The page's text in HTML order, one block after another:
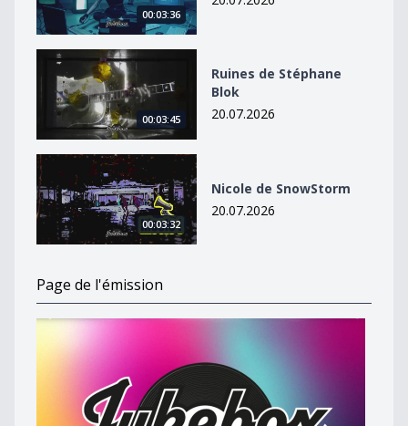
00:03:36
Ruines de Stéphane Blok
00:03:45
Ruines de Stéphane
Blok
20.07.2026
Nicole de SnowStorm
00:03:32
Nicole de SnowStorm
20.07.2026
Page de l'émission